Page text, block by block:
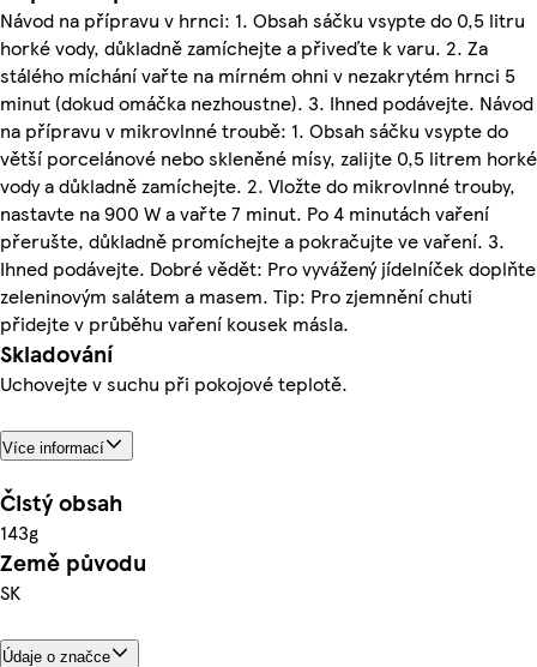
Návod na přípravu v hrnci: 1. Obsah sáčku vsypte do 0,5 litru
horké vody, důkladně zamíchejte a přiveďte k varu. 2. Za
stálého míchání vařte na mírném ohni v nezakrytém hrnci 5
minut (dokud omáčka nezhoustne). 3. Ihned podávejte. Návod
na přípravu v mikrovlnné troubě: 1. Obsah sáčku vsypte do
větší porcelánové nebo skleněné mísy, zalijte 0,5 litrem horké
vody a důkladně zamíchejte. 2. Vložte do mikrovlnné trouby,
nastavte na 900 W a vařte 7 minut. Po 4 minutách vaření
přerušte, důkladně promíchejte a pokračujte ve vaření. 3.
Ihned podávejte. Dobré vědět: Pro vyvážený jídelníček doplňte
zeleninovým salátem a masem. Tip: Pro zjemnění chuti
přidejte v průběhu vaření kousek másla.
Skladování
Uchovejte v suchu při pokojové teplotě.
Více informací
Čistý obsah
143g
Země původu
SK
Údaje o značce